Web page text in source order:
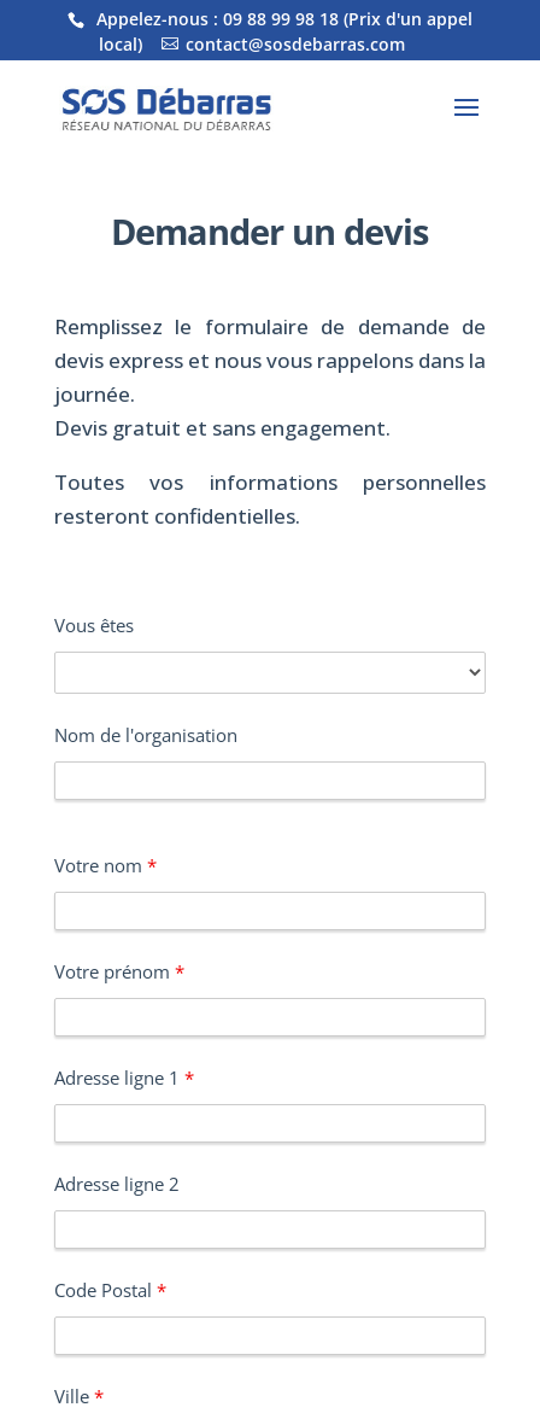
Appelez-nous : 09 88 99 98 18(Prix d'un appel
local)
contact@sosdebarras.com
Demander un devis
Remplissez le formulaire de demande de
devis express et nous vous rappelons dans la
journée.
Devis gratuit et sans engagement.
Toutes vos informations personnelles
resteront confidentielles.
Vous êtes
Nom de l'organisation
Votre nom *
Votre prénom *
Adresse ligne 1 *
Adresse ligne 2
Code Postal *
Ville *